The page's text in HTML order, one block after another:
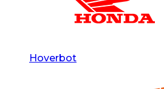
Hoverbot